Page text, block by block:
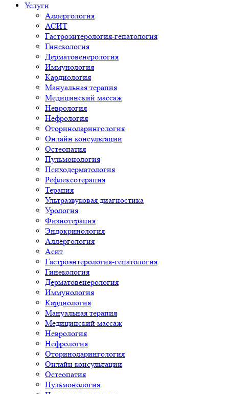
Услуги
Аллергология
АСИТ
Гастроэнтерология-гепатология
Гинекология
Дерматовенерология
Иммунология
Кардиология
Мануальная терапия
Медицинский массаж
Неврология
Нефрология
Оториноларингология
Онлайн консультации
Остеопатия
Пульмонология
Психодерматология
Рефлексотерапия
Терапия
Ультразвуковая диагностика
Урология
Физиотерапия
Эндокринология
Аллергология
Асит
Гастроэнтерология-гепатология
Гинекология
Дерматовенерология
Иммунология
Кардиология
Мануальная терапия
Медицинский массаж
Неврология
Нефрология
Оториноларингология
Онлайн консультации
Остеопатия
Пульмонология